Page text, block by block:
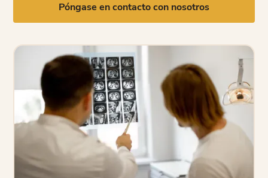
Póngase en contacto con nosotros